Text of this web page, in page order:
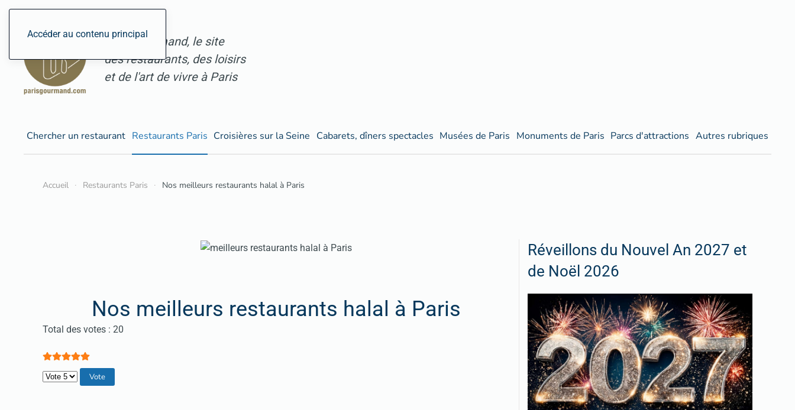
Accéder au contenu principal
ParisGourmand, le site
des restaurants, des loisirs
et de l'art de vivre à Paris
Chercher un restaurant Restaurants Paris Croisières sur la Seine Cabarets, dîners spectacles Musées de Paris Monuments de Paris Parcs d'attractions Autres rubriques
Accueil Restaurants Paris Nos meilleurs restaurants halal à Paris
Nos meilleurs restaurants halal à Paris
Vote utilisateur:5/
Total des votes : 20
Veuillez voter
Réveillons du Nouvel An 2027 et
de Noël 2026